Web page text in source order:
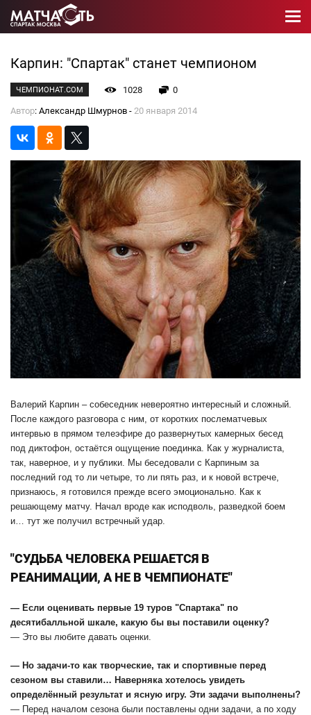
Карпин: "Спартак" станет чемпионом
ЧЕМПИОНАТ.COM 1028
0
Автор: Александр Шмурнов - 20 января 2014
Валерий Карпин – собеседник невероятно интересный и сложный.
После каждого разговора с ним, от коротких послематчевых
интервью в прямом телеэфире до развернутых камерных бесед
под диктофон, остаётся ощущение поединка. Как у журналиста,
так, наверное, и у публики. Мы беседовали с Карпиным за
последний год то ли четыре, то ли пять раз, и к новой встрече,
признаюсь, я готовился прежде всего эмоционально. Как к
решающему матчу. Начал вроде как исподволь, разведкой боем
и… тут же получил встречный удар.
"СУДЬБА ЧЕЛОВЕКА РЕШАЕТСЯ В
РЕАНИМАЦИИ, А НЕ В ЧЕМПИОНАТЕ"
— Если оценивать первые 19 туров "Спартака" по
десятибалльной шкале, какую бы вы поставили оценку?
— Это вы любите давать оценки.
— Но задачи-то как творческие, так и спортивные перед
сезоном вы ставили… Наверняка хотелось увидеть
определённый результат и ясную игру. Эти задачи выполнены?
— Перед началом сезона были поставлены одни задачи, а по ходу